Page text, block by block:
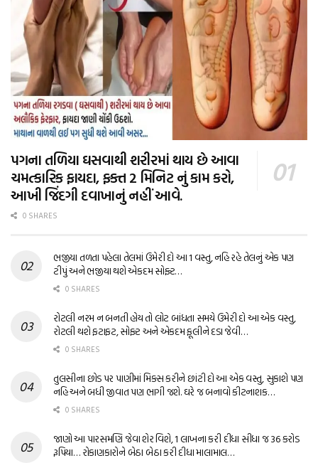
પગના તળિયા ઘસવાથી શરીરમાં થાય છે આવા
ચમત્કારિક ફાયદા, ફક્ત 2 મિનિટ નું કામ કરો,
આખી જિંદગી દવાખાનું નહીં આવે.
0 SHARES
ભજીયા તળતા પહેલા તેલમાં ઉમેરી દો આ 1 વસ્તુ, નહિ રહે તેલનું એક પણ
ટીપું અને ભજીયા થશે એકદમ સોફ્ટ…
0 SHARES
રોટલી નરમ ન બનતી હોય તો લોટ બાંધતા સમયે ઉમેરી દો આ એક વસ્તુ,
રોટલી થશે ફટાફટ, સોફ્ટ અને એકદમ ફૂલીને દડા જેવી…
0 SHARES
તુલસીના છોડ પર પાણીમાં મિક્સ કરીને છાંટી દો આ એક વસ્તુ, સુકાશે પણ
નહિ અને બધી જીવાત પણ ભાગી જશે. ઘરે જ બનાવો કીટનાશક…
0 SHARES
જાણો આ પારસમણિ જેવા શેર વિશે, 1 લાખના કરી દીધા સીધા જ 36 કરોડ
રૂપિયા… રોકાણકારોને બેઠા બેઠા કરી દીધા માલામાલ…